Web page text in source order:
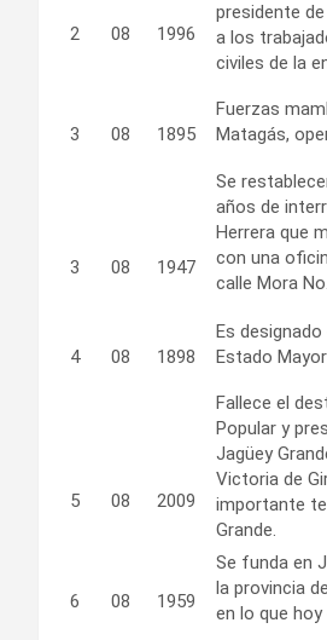
2 08 1996
presidente
a los
civiles de la
3 08 1895
Fuerzas
Matagás,
3 08 1947
Se
años de
Herrera que
con una
calle Mora
4 08 1898
Es
Estado
5 08 2009
Fallece el
Popular y
Jagüey
Victoria de
importante
Grande.
6 08 1959
Se funda en
la provincia
en lo que hoy